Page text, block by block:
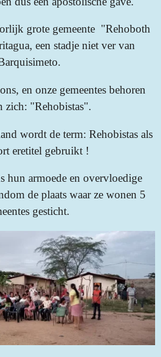
grote gemeente "Rehoboth
een stadje niet ver van
en onze gemeentes behoren
zich: "Rehobistas".
wordt de term: Rehobistas als
eretitel gebruikt !
hun armoede en overvloedige
de plaats waar ze wonen 5
gesticht.